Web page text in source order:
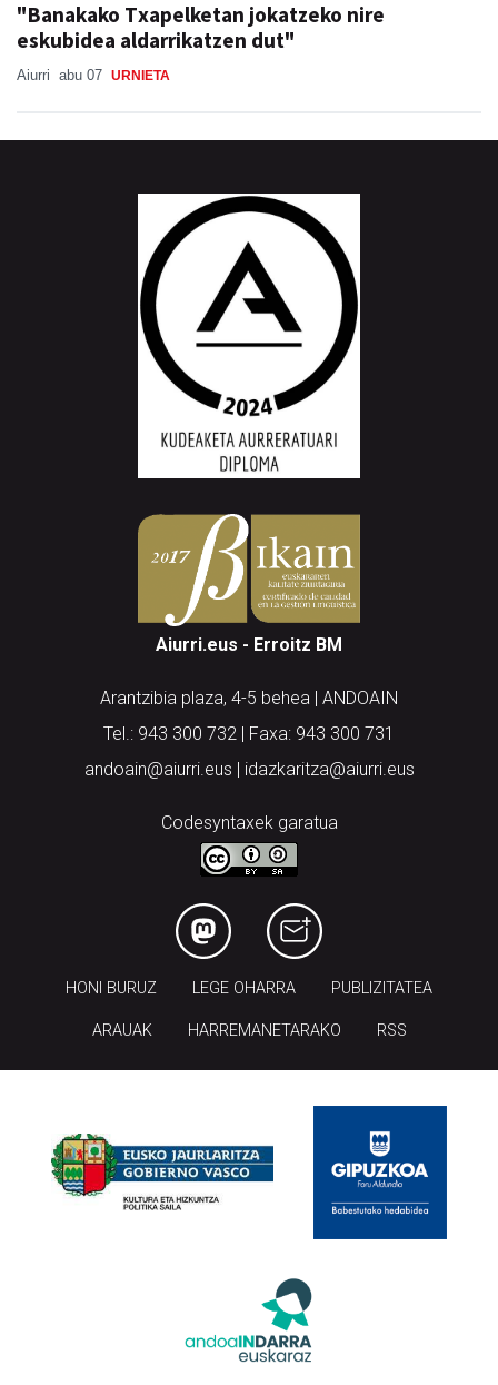
"Banakako Txapelketan jokatzeko nire
eskubidea aldarrikatzen dut"
Aiurri abu 07 URNIETA
Aiurri.eus - Erroitz BM
Arantzibia plaza, 4-5 behea | ANDOAIN
Tel.: 943 300 732 | Faxa: 943 300 731
andoain@aiurri.eus | idazkaritza@aiurri.eus
Codesyntaxek garatua
HONI BURUZ LEGE OHARRA PUBLIZITATEA
ARAUAK HARREMANETARAKO RSS